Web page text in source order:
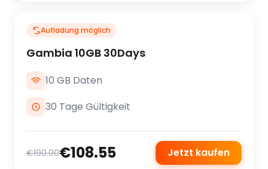
Aufladung möglich
Gambia 10GB 30Days
10 GB Daten
30 Tage Gültigkeit
€190.00€108.55 Jetzt kaufen